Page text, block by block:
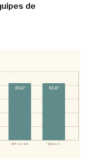
de